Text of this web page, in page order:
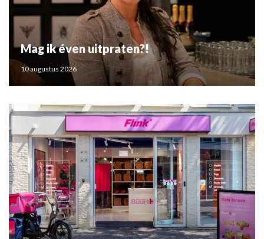
Mag ik éven uitpraten?!
10 augustus 2026